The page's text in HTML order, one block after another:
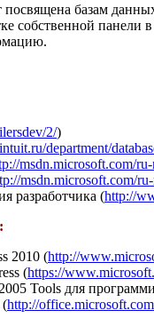
посвящена базам
собственной
2/)
department/
msdn.microsoft.com/
msdn.microsoft.com/
разработчика (http://
2010 (http://
(https://
Tools для
(http://